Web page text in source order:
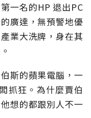
一名的HP 退出PC
廣達，無預警地優
業大洗牌，身在其
斯的蘋果電腦，一
抓狂。為什麼賈伯
想的都跟別人不一